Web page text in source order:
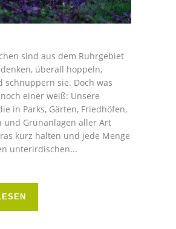
sind aus dem Ruhrgebiet
überall hoppeln,
schnuppern sie. Doch was
einer weiß: Unsere
in Parks, Gärten, Friedhöfen,
und Grünanlagen aller Art
kurz halten und jede Menge
unterirdischen...